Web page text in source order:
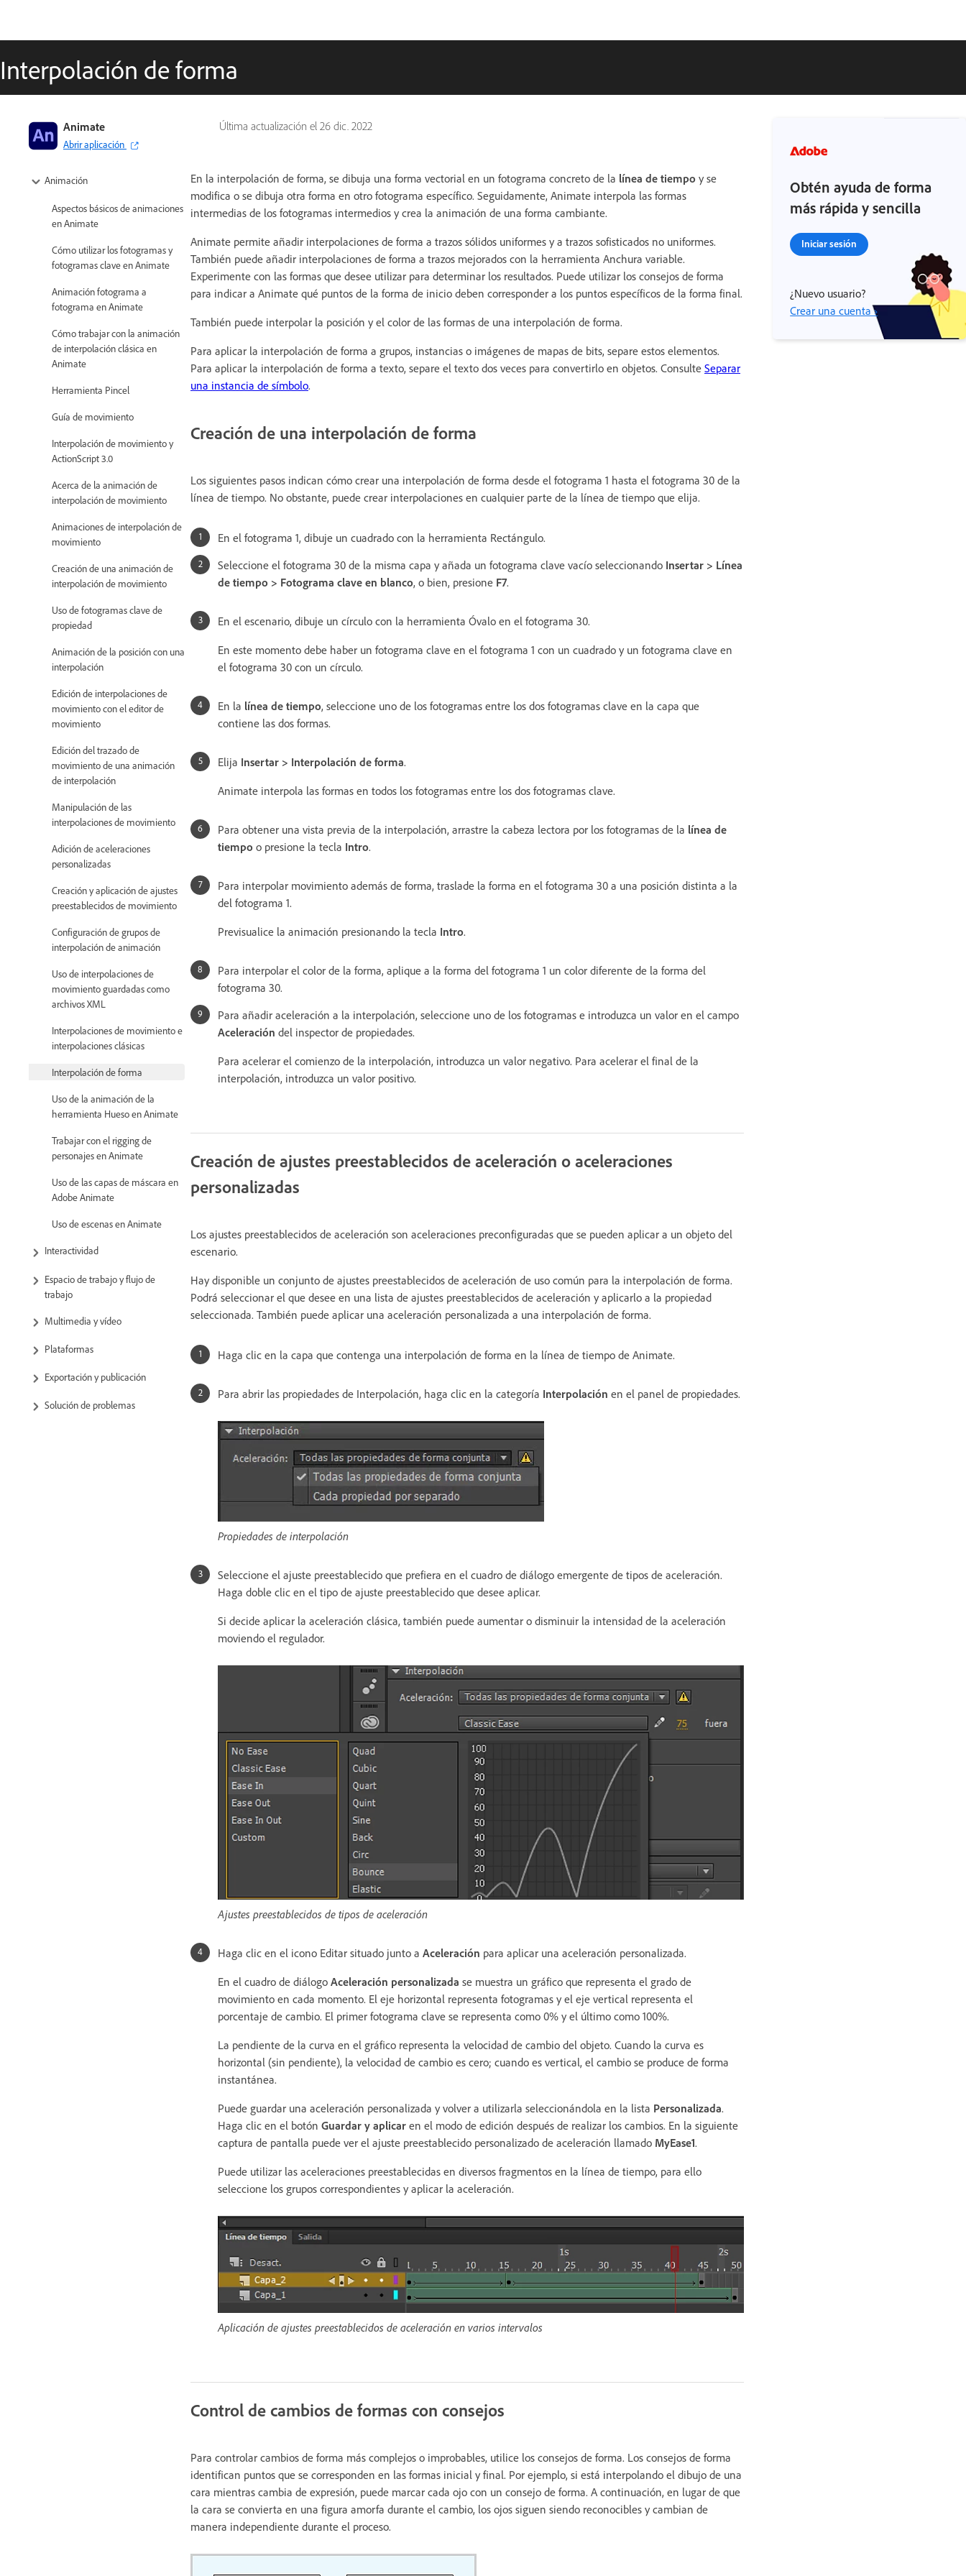
Interpolación de forma
Última actualización el 26 dic. 2022
Animate
Abrir aplicación
Guía del usuario de Adobe Animate
Introducción a Animate
Animación
Aspectos básicos de animaciones
en Animate
Cómo utilizar los fotogramas y
fotogramas clave en Animate
Animación fotograma a
fotograma en Animate
Cómo trabajar con la animación
de interpolación clásica en
Animate
Herramienta Pincel
Guía de movimiento
Interpolación de movimiento y
ActionScript 3.0
Acerca de la animación de
interpolación de movimiento
Animaciones de interpolación de
movimiento
Creación de una animación de
interpolación de movimiento
Uso de fotogramas clave de
propiedad
Animación de la posición con una
interpolación
Edición de interpolaciones de
movimiento con el editor de
movimiento
Edición del trazado de
movimiento de una animación
de interpolación
Manipulación de las
interpolaciones de movimiento
Adición de aceleraciones
personalizadas
Creación y aplicación de ajustes
preestablecidos de movimiento
Configuración de grupos de
interpolación de animación
Uso de interpolaciones de
movimiento guardadas como
archivos XML
Interpolaciones de movimiento e
interpolaciones clásicas
Interpolación de forma
Uso de la animación de la
herramienta Hueso en Animate
Trabajar con el rigging de
personajes en Animate
Uso de las capas de máscara en
Adobe Animate
Uso de escenas en Animate
Interactividad
Espacio de trabajo y flujo de
trabajo
Multimedia y vídeo
Plataformas
Exportación y publicación
Solución de problemas
En la interpolación de forma, se dibuja una forma vectorial en un fotograma concreto de la línea de tiempo y se
modifica o se dibuja otra forma en otro fotograma específico. Seguidamente, Animate interpola las formas
intermedias de los fotogramas intermedios y crea la animación de una forma cambiante.
Animate permite añadir interpolaciones de forma a trazos sólidos uniformes y a trazos sofisticados no uniformes.
También puede añadir interpolaciones de forma a trazos mejorados con la herramienta Anchura variable.
Experimente con las formas que desee utilizar para determinar los resultados. Puede utilizar los consejos de forma
para indicar a Animate qué puntos de la forma de inicio deben corresponder a los puntos específicos de la forma final.
También puede interpolar la posición y el color de las formas de una interpolación de forma.
Para aplicar la interpolación de forma a grupos, instancias o imágenes de mapas de bits, separe estos elementos.
Para aplicar la interpolación de forma a texto, separe el texto dos veces para convertirlo en objetos. Consulte Separar
una instancia de símbolo.
Creación de una interpolación de forma
Los siguientes pasos indican cómo crear una interpolación de forma desde el fotograma 1 hasta el fotograma 30 de la
línea de tiempo. No obstante, puede crear interpolaciones en cualquier parte de la línea de tiempo que elija.
En el fotograma 1, dibuje un cuadrado con la herramienta Rectángulo.
Seleccione el fotograma 30 de la misma capa y añada un fotograma clave vacío seleccionando Insertar > Línea
de tiempo > Fotograma clave en blanco, o bien, presione F7.
En el escenario, dibuje un círculo con la herramienta Óvalo en el fotograma 30.
En este momento debe haber un fotograma clave en el fotograma 1 con un cuadrado y un fotograma clave en
el fotograma 30 con un círculo.
En la línea de tiempo, seleccione uno de los fotogramas entre los dos fotogramas clave en la capa que
contiene las dos formas.
Elija Insertar > Interpolación de forma.
Animate interpola las formas en todos los fotogramas entre los dos fotogramas clave.
Para obtener una vista previa de la interpolación, arrastre la cabeza lectora por los fotogramas de la línea de
tiempo o presione la tecla Intro.
Para interpolar movimiento además de forma, traslade la forma en el fotograma 30 a una posición distinta a la
del fotograma 1.
Previsualice la animación presionando la tecla Intro.
Para interpolar el color de la forma, aplique a la forma del fotograma 1 un color diferente de la forma del
fotograma 30.
Para añadir aceleración a la interpolación, seleccione uno de los fotogramas e introduzca un valor en el campo
Aceleración del inspector de propiedades.
Para acelerar el comienzo de la interpolación, introduzca un valor negativo. Para acelerar el final de la
interpolación, introduzca un valor positivo.
Creación de ajustes preestablecidos de aceleración o aceleraciones
personalizadas
Los ajustes preestablecidos de aceleración son aceleraciones preconfiguradas que se pueden aplicar a un objeto del
escenario.
Hay disponible un conjunto de ajustes preestablecidos de aceleración de uso común para la interpolación de forma.
Podrá seleccionar el que desee en una lista de ajustes preestablecidos de aceleración y aplicarlo a la propiedad
seleccionada. También puede aplicar una aceleración personalizada a una interpolación de forma.
Haga clic en la capa que contenga una interpolación de forma en la línea de tiempo de Animate.
Para abrir las propiedades de Interpolación, haga clic en la categoría Interpolación en el panel de propiedades.
Propiedades de interpolación
Seleccione el ajuste preestablecido que prefiera en el cuadro de diálogo emergente de tipos de aceleración.
Haga doble clic en el tipo de ajuste preestablecido que desee aplicar.
Si decide aplicar la aceleración clásica, también puede aumentar o disminuir la intensidad de la aceleración
moviendo el regulador.
Ajustes preestablecidos de tipos de aceleración
Haga clic en el icono Editar situado junto a Aceleración para aplicar una aceleración personalizada.
En el cuadro de diálogo Aceleración personalizada se muestra un gráfico que representa el grado de
movimiento en cada momento. El eje horizontal representa fotogramas y el eje vertical representa el
porcentaje de cambio. El primer fotograma clave se representa como 0% y el último como 100%.
La pendiente de la curva en el gráfico representa la velocidad de cambio del objeto. Cuando la curva es
horizontal (sin pendiente), la velocidad de cambio es cero; cuando es vertical, el cambio se produce de forma
instantánea.
Puede guardar una aceleración personalizada y volver a utilizarla seleccionándola en la lista Personalizada.
Haga clic en el botón Guardar y aplicar en el modo de edición después de realizar los cambios. En la siguiente
captura de pantalla puede ver el ajuste preestablecido personalizado de aceleración llamado MyEase1.
Puede utilizar las aceleraciones preestablecidas en diversos fragmentos en la línea de tiempo, para ello
seleccione los grupos correspondientes y aplicar la aceleración.
Aplicación de ajustes preestablecidos de aceleración en varios intervalos
Control de cambios de formas con consejos
Para controlar cambios de forma más complejos o improbables, utilice los consejos de forma. Los consejos de forma
identifican puntos que se corresponden en las formas inicial y final. Por ejemplo, si está interpolando el dibujo de una
cara mientras cambia de expresión, puede marcar cada ojo con un consejo de forma. A continuación, en lugar de que
la cara se convierta en una figura amorfa durante el cambio, los ojos siguen siendo reconocibles y cambian de
manera independiente durante el proceso.
Obtén ayuda de forma
más rápida y sencilla
Iniciar sesión
¿Nuevo usuario?
Crear una cuenta ›